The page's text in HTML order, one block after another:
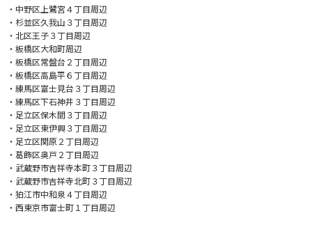
・中野区上鷺宮４丁目周辺
・杉並区久我山３丁目周辺
・北区王子３丁目周辺
・板橋区大和町周辺
・板橋区常盤台２丁目周辺
・板橋区高島平６丁目周辺
・練馬区富士見台３丁目周辺
・練馬区下石神井３丁目周辺
・足立区保木間３丁目周辺
・足立区東伊興３丁目周辺
・足立区関原２丁目周辺
・葛飾区奥戸２丁目周辺
・武蔵野市吉祥寺本町３丁目周辺
・武蔵野市吉祥寺北町３丁目周辺
・狛江市中和泉４丁目周辺
・西東京市富士町１丁目周辺